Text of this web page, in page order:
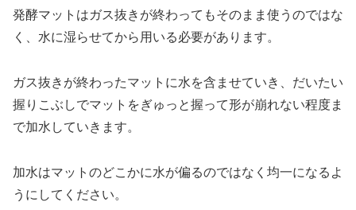
発酵マットはガス抜きが終わってもそのまま使うのではな
く、水に湿らせてから用いる必要があります。
ガス抜きが終わったマットに水を含ませていき、だいたい
握りこぶしでマットをぎゅっと握って形が崩れない程度ま
で加水していきます。
加水はマットのどこかに水が偏るのではなく均一になるよ
うにしてください。